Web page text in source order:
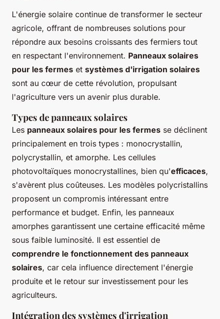
L'énergie solaire continue de transformer le secteur
agricole, offrant de nombreuses solutions pour
répondre aux besoins croissants des fermiers tout
en respectant l'environnement. Panneaux solaires
pour les fermes et systèmes d'irrigation solaires
sont au cœur de cette révolution, propulsant
l'agriculture vers un avenir plus durable.
Types de panneaux solaires
Les panneaux solaires pour les fermes se déclinent
principalement en trois types : monocrystallin,
polycrystallin, et amorphe. Les cellules
photovoltaïques monocrystallines, bien qu'efficaces,
s'avèrent plus coûteuses. Les modèles polycristallins
proposent un compromis intéressant entre
performance et budget. Enfin, les panneaux
amorphes garantissent une certaine efficacité même
sous faible luminosité. Il est essentiel de
comprendre le fonctionnement des panneaux
solaires, car cela influence directement l'énergie
produite et le retour sur investissement pour les
agriculteurs.
Intégration des systèmes d'irrigation